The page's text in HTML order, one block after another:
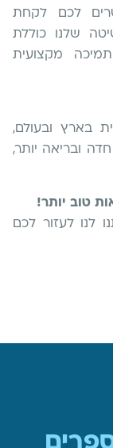
לכם לקחת
שלנו כוללת
מקצועית
בארץ ובעולם,
ובריאה יותר,
טוב יותר!
לנו לעזור לכם